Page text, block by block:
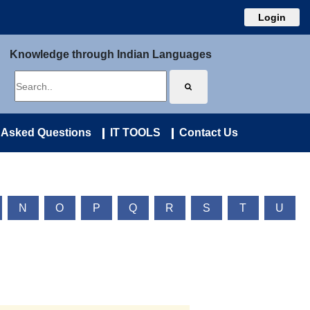
Login
Knowledge through Indian Languages
Questions IT TOOLS Contact Us
N O P Q R S T U